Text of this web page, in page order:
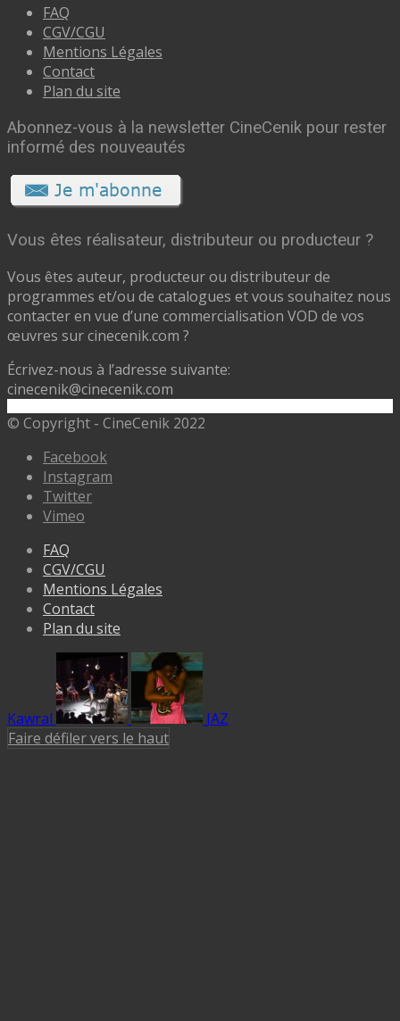
FAQ
CGV/CGU
Mentions Légales
Contact
Plan du site
Abonnez-vous à la newsletter CineCenik pour rester
informé des nouveautés
Vous êtes réalisateur, distributeur ou producteur ?
Vous êtes auteur, producteur ou distributeur de
programmes et/ou de catalogues et vous souhaitez nous
contacter en vue d’une commercialisation VOD de vos
œuvres sur cinecenik.com ?
Écrivez-nous à l’adresse suivante:
cinecenik@cinecenik.com
© Copyright - CineCenik 2022
Facebook
Instagram
Twitter
Vimeo
FAQ
CGV/CGU
Mentions Légales
Contact
Plan du site
Kawral
JAZ
Faire défiler vers le haut